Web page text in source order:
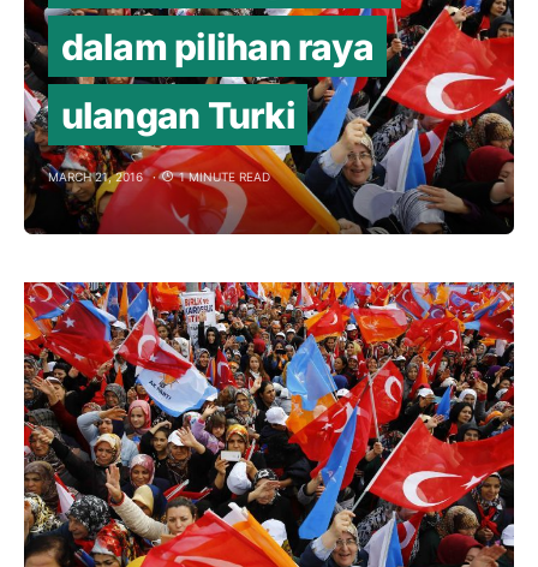
dalam pilihan raya
ulangan Turki
MARCH 21, 2016 1 MINUTE READ